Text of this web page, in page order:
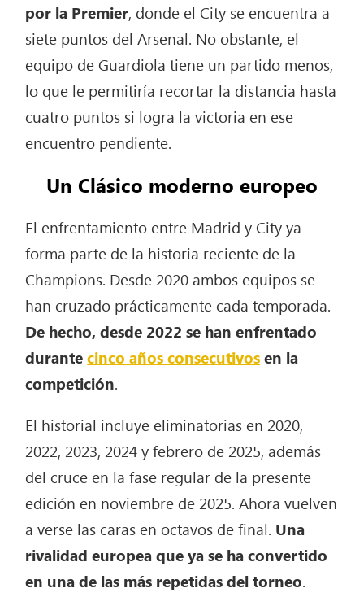
por la Premier, donde el City se encuentra a
siete puntos del Arsenal. No obstante, el
equipo de Guardiola tiene un partido menos,
lo que le permitiría recortar la distancia hasta
cuatro puntos si logra la victoria en ese
encuentro pendiente.
Un Clásico moderno europeo
El enfrentamiento entre Madrid y City ya
forma parte de la historia reciente de la
Champions. Desde 2020 ambos equipos se
han cruzado prácticamente cada temporada.
De hecho, desde 2022 se han enfrentado
durantecinco años consecutivosen la
competición.
El historial incluye eliminatorias en 2020,
2022, 2023, 2024 y febrero de 2025, además
del cruce en la fase regular de la presente
edición en noviembre de 2025. Ahora vuelven
a verse las caras en octavos de final. Una
rivalidad europea que ya se ha convertido
en una de las más repetidas del torneo.